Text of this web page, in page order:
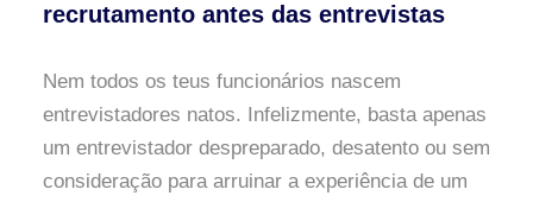
recrutamento antes das entrevistas
Nem todos os teus funcionários nascem
entrevistadores natos. Infelizmente, basta apenas
um entrevistador despreparado, desatento ou sem
consideração para arruinar a experiência de um